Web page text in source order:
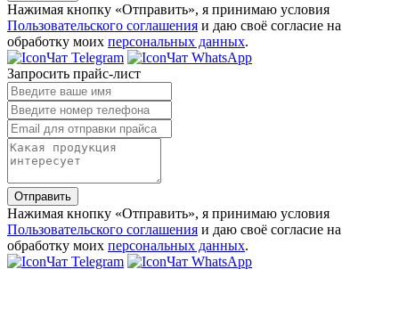
Нажимая кнопку «Отправить», я принимаю условия
Пользовательского соглашения и даю своё согласие на
обработку моих персональных данных.
Чат Telegram
Чат WhatsApp
Запросить прайс-лист
Отправить
Нажимая кнопку «Отправить», я принимаю условия
Пользовательского соглашения и даю своё согласие на
обработку моих персональных данных.
Чат Telegram
Чат WhatsApp